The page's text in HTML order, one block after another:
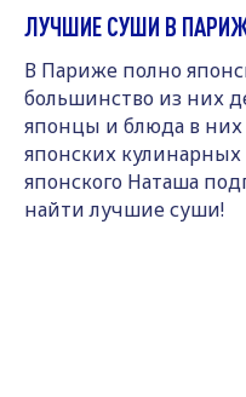
ЛУЧШИЕ СУШИ В
В Париже полно
большинство из них
японцы и блюда в них
японских кулинарных
японского Наташа
найти лучшие суши!